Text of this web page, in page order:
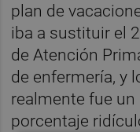
plan de
iba a sustituir el
de Atención
de enfermería, y
realmente fue
porcentaje